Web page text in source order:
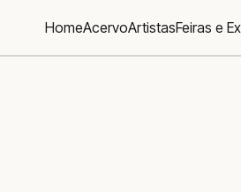
HomeAcervoArtistasFeiras e